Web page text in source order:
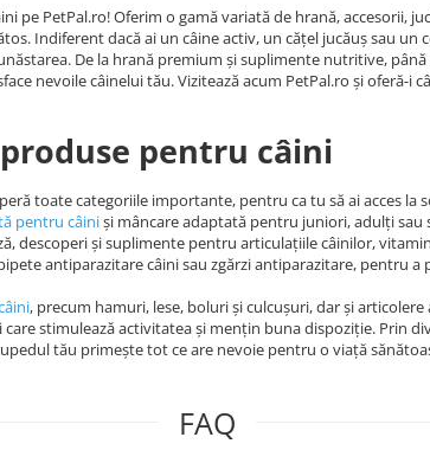
pe PetPal.ro! Oferim o gamă variată de hrană, accesorii,
Indiferent dacă ai un câine activ, un cățel jucăuș sau
De la hrană premium și suplimente nutritive,
nevoile câinelui tău. Vizitează acum PetPal.ro și oferă-i
pentru câini
toate categoriile importante, pentru ca tu să ai acces la
pentru câiniși mâncare adaptată pentru juniori, adulți sau
descoperi și suplimente pentru articulațiile câinilor,
antiparazitare câini sau zgărzi antiparazitare, pentru
, precum hamuri, lese, boluri și culcușuri, dar și
stimulează activitatea și mențin buna dispoziție. Prin
tău primește tot ce are nevoie pentru o viață
FAQ